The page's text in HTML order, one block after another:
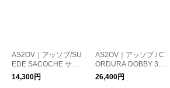
AS2OV｜アッソブ/SU
EDE SACOCHE サコ
ッシュ ショルダーバ
ッグ
14,300円
AS2OV｜アッソブ / C
ORDURA DOBBY 30
5D MESSENGER BA
G / ショルダーバッグ
26,400円